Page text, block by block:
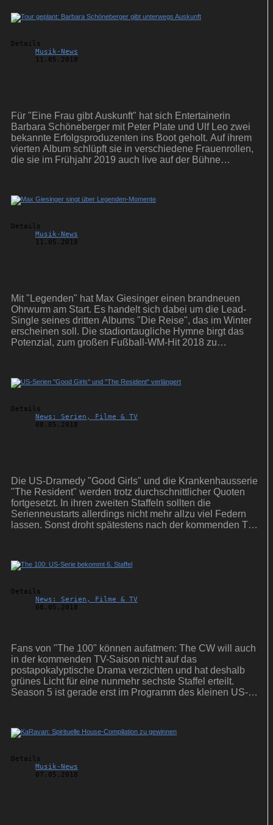
Details
Musik-News
11.05.2018
Für "Eine Frau gibt Auskunft" hat sich Entertainerin
Barbara Schöneberger mit Peter Plate und Ulf Leo zwei
bekannte Erfolgsproduzenten ins Boot geholt. Auf ihrem
vierten Album schlüpft sie in verschiedene Frauenrollen,
die sie im Frühjahr 2019 auch live auf der Bühne
Details
Musik-News
11.05.2018
Mit "Legenden" hat Max Giesinger einen brandneuen
Ohrwurm am Start. Es handelt sich dabei um die Lead-
Single seines dritten Albums "Die Reise", das im Winter
erscheinen soll. Die stadiontaugliche Hymne birgt das
Potenzial, zum großen Fußball-WM-Hit 2018 zu
Details
News: Serien, Filme & TV
08.05.2018
Die US-Dramedy "Good Girls" und die Krankenhausserie
"The Resident" werden trotz durchschnittlicher Quoten
fortgesetzt. In ihren zweiten Staffeln sollten die
Serienneustarts allerdings nicht mehr allzu viel Federn
lassen. Sonst droht spätestens nach der kommenden TV-
Details
News: Serien, Filme & TV
08.05.2018
Fans von "The 100" können aufatmen: The CW will auch
in der kommenden TV-Saison nicht auf das
postapokalyptische Drama verzichten und hat deshalb
grünes Licht für eine nunmehr sechste Staffel erteilt.
Season 5 ist gerade erst im Programm des kleinen US-
Details
Musik-News
07.05.2018